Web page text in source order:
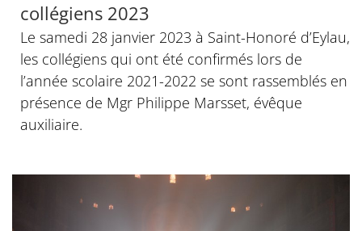
collégiens 2023
Le samedi 28 janvier 2023 à Saint-Honoré d’Eylau,
les collégiens qui ont été confirmés lors de
l’année scolaire 2021-2022 se sont rassemblés en
présence de Mgr Philippe Marsset, évêque
auxiliaire.